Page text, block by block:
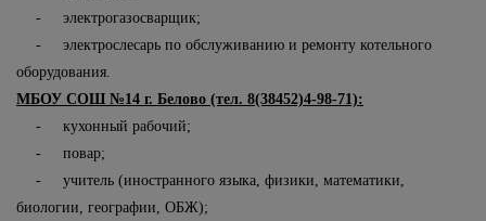
- электрогазосварщик;
- электрослесарь по обслуживанию и ремонту котельного
оборудования.
МБОУ СОШ №14 г. Белово (тел. 8(38452)4-98-71):
- кухонный рабочий;
- повар;
- учитель (иностранного языка, физики, математики,
биологии, географии, ОБЖ);